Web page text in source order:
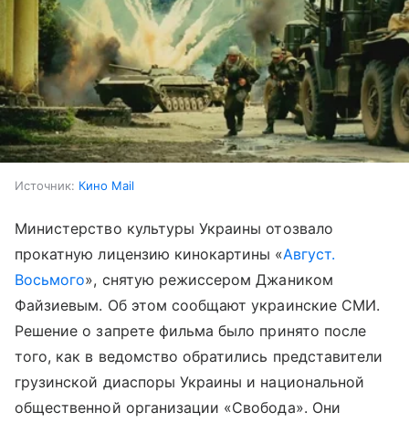
Источник: Кино Mail
Министерство культуры Украины отозвало
прокатную лицензию кинокартины «Август.
Восьмого», снятую режиссером Джаником
Файзиевым. Об этом сообщают украинские СМИ.
Решение о запрете фильма было принято после
того, как в ведомство обратились представители
грузинской диаспоры Украины и национальной
общественной организации «Свобода». Они